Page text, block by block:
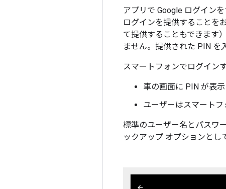
アプリで Google ログイン
ログインを提供することを
て提供することもできます
ません。提供された PIN を
スマートフォンでログイン
車の画面に PIN が表
ユーザーはスマート
標準のユーザー名とパスワ
ックアップ オプションとし